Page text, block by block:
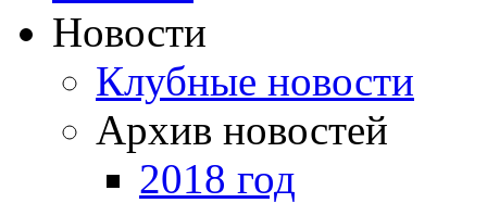
Новости
Клубные новости
Архив новостей
2018 год